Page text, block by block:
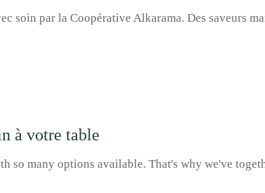
soin par la Coopérative Alkarama. Des saveurs
à votre table
so many options available. That's why we've